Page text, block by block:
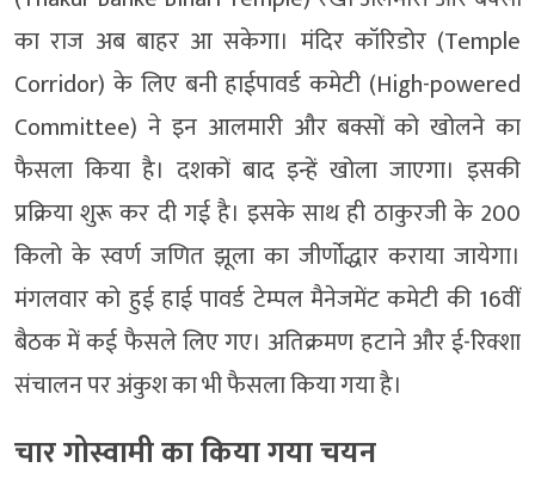
का राज अब बाहर आ सकेगा। मंदिर कॉरिडोर (Temple
Corridor) के लिए बनी हाईपावर्ड कमेटी (High-powered
Committee) ने इन आलमारी और बक्सों को खोलने का
फैसला किया है। दशकों बाद इन्हें खोला जाएगा। इसकी
प्रक्रिया शुरू कर दी गई है। इसके साथ ही ठाकुरजी के 200
किलो के स्वर्ण जणित झूला का जीर्णोद्धार कराया जायेगा।
मंगलवार को हुई हाई पावर्ड टेम्पल मैनेजमेंट कमेटी की 16वीं
बैठक में कई फैसले लिए गए। अतिक्रमण हटाने और ई-रिक्शा
संचालन पर अंकुश का भी फैसला किया गया है।
चार गोस्वामी का किया गया चयन